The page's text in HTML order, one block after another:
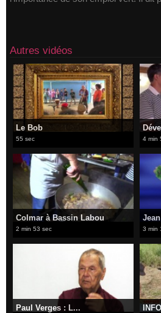
Autres vidéos
Le Bob
55 sec 4 min
Colmar à Bassin Labou
2 min 53 sec 3 min
Paul Verges : L...